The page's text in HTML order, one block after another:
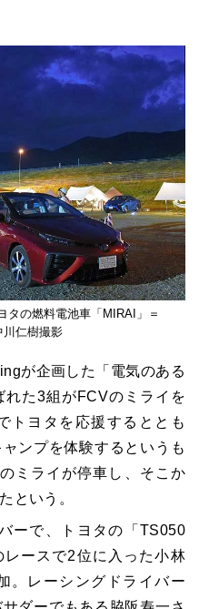
タの燃料電池車「MIRAI」＝
川仁樹撮影
が企画した「電気のある
た3組がFCVのミライを
トヨタを応援するととも
ンプを体験するというも
ミライが停車し、そこか
という。
ーで、トヨタの「TS050
ースで2位に入った小林
。レーシングドライバー